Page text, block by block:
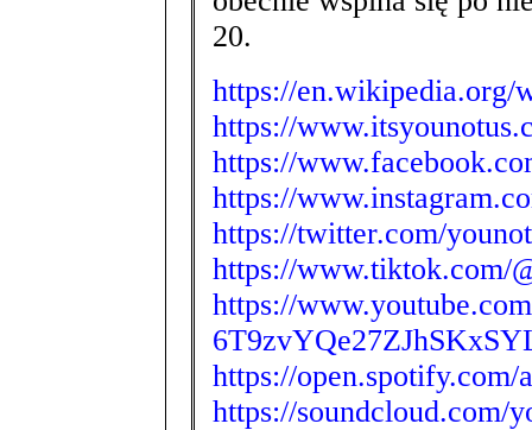
20.
https://en.wikipedia.org/
https://
https://
https://
https://twitter.com/
https://www.tiktok.com/
https://
https://
https://soundcloud.com/